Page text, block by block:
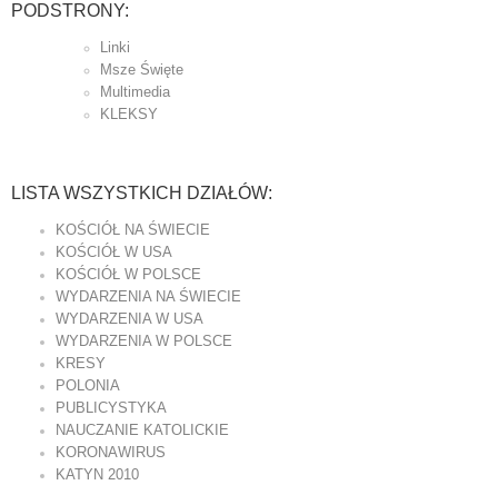
PODSTRONY:
Linki
Msze Święte
Multimedia
KLEKSY
LISTA WSZYSTKICH DZIAŁÓW:
KOŚCIÓŁ NA ŚWIECIE
KOŚCIÓŁ W USA
KOŚCIÓŁ W POLSCE
WYDARZENIA NA ŚWIECIE
WYDARZENIA W USA
WYDARZENIA W POLSCE
KRESY
POLONIA
PUBLICYSTYKA
NAUCZANIE KATOLICKIE
KORONAWIRUS
KATYN 2010